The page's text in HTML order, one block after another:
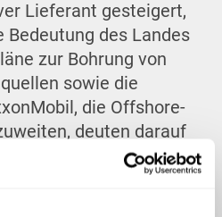
Lieferant gesteigert,
des Landes
zur Bohrung von
sowie die
die Offshore-
deuten darauf
maximale
noch nicht erreicht hat.